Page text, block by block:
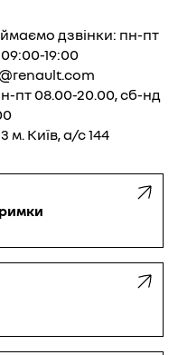
дзвінки: пн-пт
19:00
пт 08.00-20.00, сб-нд
Київ, а/с 144